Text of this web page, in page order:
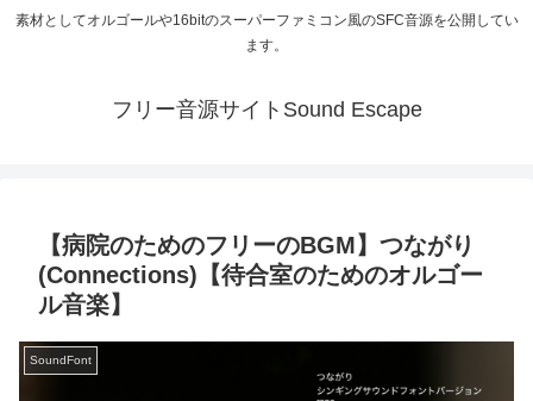
素材としてオルゴールや16bitのスーパーファミコン風のSFC音源を公開してい
ます。
フリー音源サイトSound Escape
【病院のためのフリーのBGM】つながり
(Connections)【待合室のためのオルゴー
ル音楽】
SoundFont